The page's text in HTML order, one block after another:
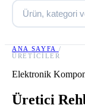
ANA SAYFA /
ÜRETICILER
Elektronik
Üretici